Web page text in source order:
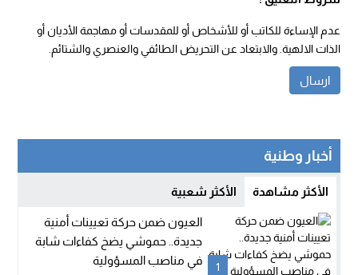
عدم الإساءة للكاتب أو للأشخاص أو للمقدسات أو مهاجمة الأديان أو
الذات الالهية. والابتعاد عن التحريض الطائفي والعنصري والشتائم.
أخبار وطنية
الأكثر مشاهدة الأكثر شعبية
1
العيون ضمن حركة تعيينات أمنية
جديدة.. حموشي يضخ كفاءات شابة
في مناصب المسؤولية